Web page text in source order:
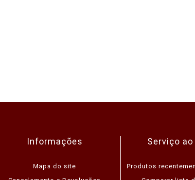
Informações
Mapa do site
Serviço
Produtos